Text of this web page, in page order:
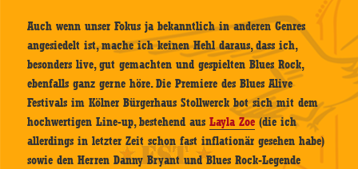
Auch wenn unser Fokus ja bekanntlich in anderen Genres
angesiedelt ist, mache ich keinen Hehl daraus, dass ich,
besonders live, gut gemachten und gespielten Blues Rock,
ebenfalls ganz gerne höre. Die Premiere des Blues Alive
Festivals im Kölner Bürgerhaus Stollwerck bot sich mit dem
hochwertigen Line-up, bestehend ausLayla Zoe(die ich
allerdings in letzter Zeit schon fast inflationär gesehen habe)
sowie den Herren Danny Bryant und Blues Rock-Legende